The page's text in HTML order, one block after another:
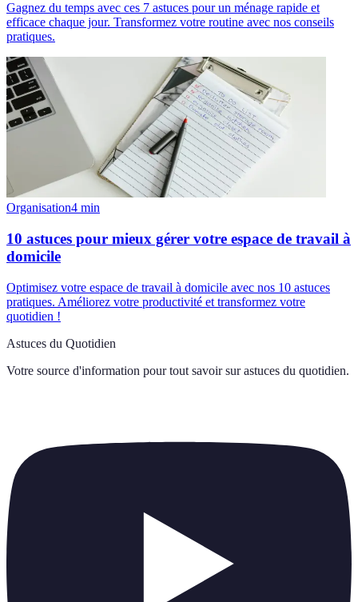
Gagnez du temps avec ces 7 astuces pour un ménage rapide et
efficace chaque jour. Transformez votre routine avec nos conseils
pratiques.
Organisation4 min
10 astuces pour mieux gérer votre espace de travail à
domicile
Optimisez votre espace de travail à domicile avec nos 10 astuces
pratiques. Améliorez votre productivité et transformez votre
quotidien !
Astuces du Quotidien
Votre source d'information pour tout savoir sur astuces du quotidien.